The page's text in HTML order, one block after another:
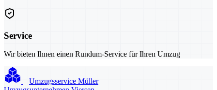
Service
Wir bieten Ihnen einen Rundum-Service für Ihren Umzug
Umzugsservice Müller